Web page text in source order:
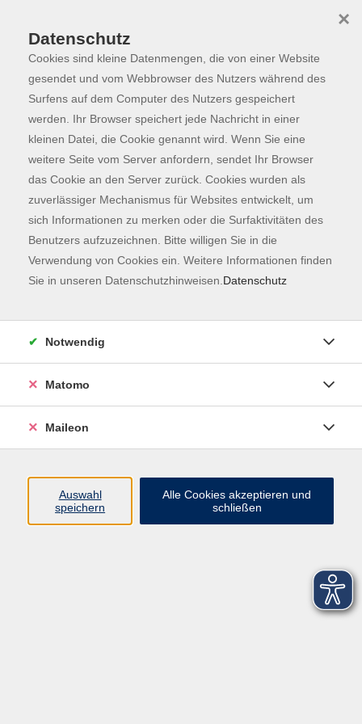
Skip to main content
Programm
Der Kurs konnte nicht gefunden werden.
Kontaktformular
Impressum
AGB
Datenschutzerklärung
Datenschutz
Cookies sind kleine Datenmengen, die von einer Website
gesendet und vom Webbrowser des Nutzers während des
Surfens auf dem Computer des Nutzers gespeichert
werden. Ihr Browser speichert jede Nachricht in einer
kleinen Datei, die Cookie genannt wird. Wenn Sie eine
weitere Seite vom Server anfordern, sendet Ihr Browser
das Cookie an den Server zurück. Cookies wurden als
zuverlässiger Mechanismus für Websites entwickelt, um
sich Informationen zu merken oder die Surfaktivitäten des
Benutzers aufzuzeichnen. Bitte willigen Sie in die
Verwendung von Cookies ein. Weitere Informationen finden
Sie in unseren Datenschutzhinweisen. Datenschutz
×
Notwendig
Matomo
Maileon
Auswahl
speichern
Alle Cookies akzeptieren und
schließen